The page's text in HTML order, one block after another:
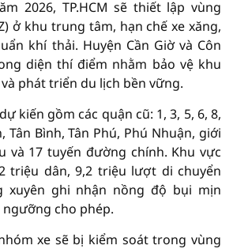
2026, TP.HCM sẽ thiết lập vùng
ở khu trung tâm, hạn chế xe xăng,
khí thải. Huyện Cần Giờ và Côn
diện thí điểm nhằm bảo vệ khu
phát triển du lịch bền vững.
kiến gồm các quận cũ: 1, 3, 5, 6, 8,
Tân Bình, Tân Phú, Phú Nhuận, giới
và 17 tuyến đường chính. Khu vực
triệu dân, 9,2 triệu lượt di chuyển
xuyên ghi nhận nồng độ bụi mịn
ngưỡng cho phép.
xe sẽ bị kiểm soát trong vùng